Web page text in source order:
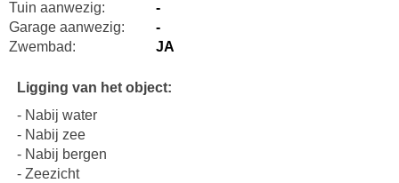
Tuin aanwezig:
-
Garage aanwezig:
-
Zwembad:
JA
Ligging van het object:
- Nabij water
- Nabij zee
- Nabij bergen
- Zeezicht